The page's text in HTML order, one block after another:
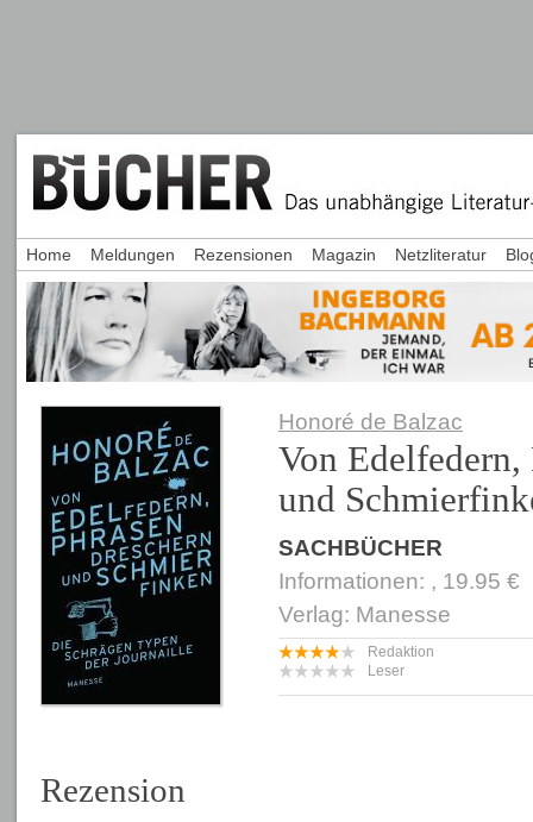
Honoré de Balzac
Von Edelfedern,
und
SACHBÜCHER
Informationen: , 19.95 €
Verlag: Manesse
Redaktion
Leser
Rezension
Home Meldungen Rezensionen Magazin Netzliteratur